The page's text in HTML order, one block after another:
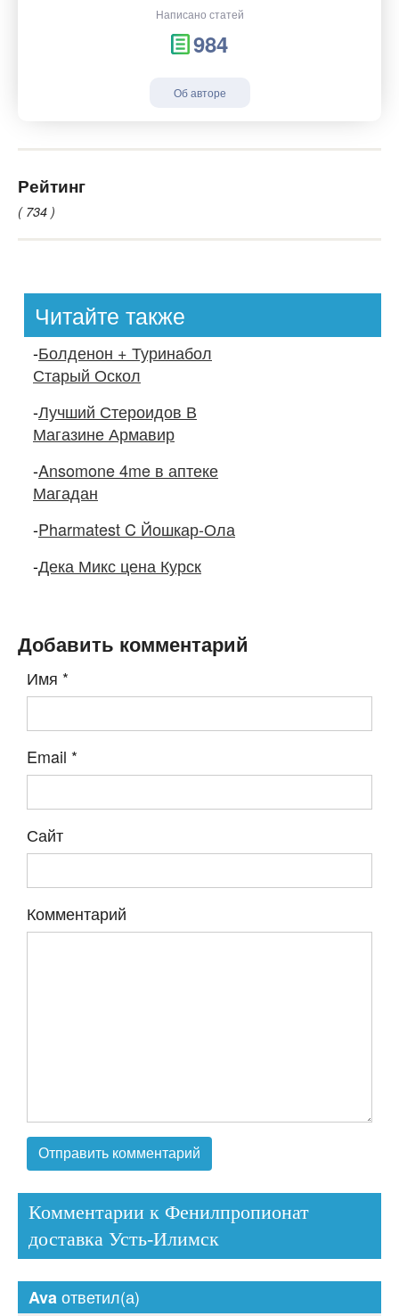
Написано статей
984
Об авторе
Рейтинг
( 734 )
Читайте также
-Болденон + Туринабол
Старый Оскол
-Лучший Стероидов В
Магазине Армавир
-Ansomone 4me в аптеке
Магадан
-Pharmatest C Йошкар-Ола
-Дека Микс цена Курск
Добавить комментарий
Имя *
Email *
Сайт
Комментарий
Комментарии к Фенилпропионат
доставка Усть-Илимск
Avaответил(а)